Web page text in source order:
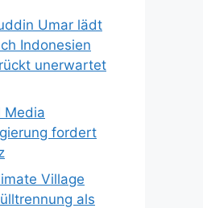
Umar lädt
Indonesien
unerwartet
Media
fordert
Village
als